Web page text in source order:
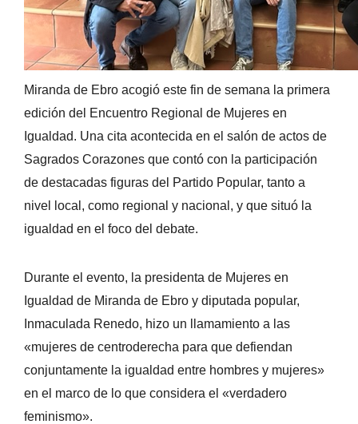
Miranda de Ebro acogió este fin de semana la primera
edición del Encuentro Regional de Mujeres en
Igualdad. Una cita acontecida en el salón de actos de
Sagrados Corazones que contó con la participación
de destacadas figuras del Partido Popular, tanto a
nivel local, como regional y nacional, y que situó la
igualdad en el foco del debate.
Durante el evento, la presidenta de Mujeres en
Igualdad de Miranda de Ebro y diputada popular,
Inmaculada Renedo, hizo un llamamiento a las
«mujeres de centroderecha para que defiendan
conjuntamente la igualdad entre hombres y mujeres»
en el marco de lo que considera el «verdadero
feminismo».